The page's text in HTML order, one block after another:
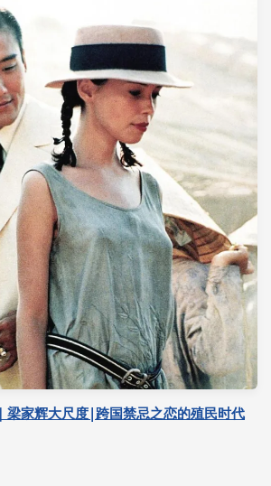
梁家辉大尺度|跨国禁忌之恋的殖民时代